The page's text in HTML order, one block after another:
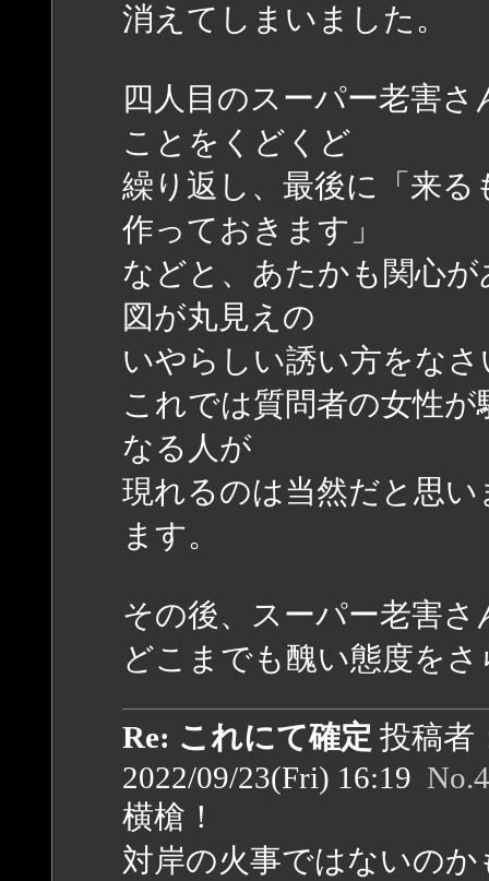
消えてしまいました。
四人目のスーパー老害
ことをくどくど
繰り返し、最後に「来
作っておきます」
などと、あたかも関心
図が丸見えの
いやらしい誘い方をな
これでは質問者の女性
なる人が
現れるのは当然だと思
ます。
その後、スーパー老害
どこまでも醜い態度を
Re: これにて確定 投稿者
2022/09/23(Fri) 16:19
横槍！
対岸の火事ではないの